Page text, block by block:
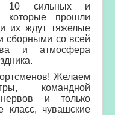
10 сильных и
которые прошли
их ждут тяжелые
сборными со всей
и атмосфера
Желаем
командной
и только
класс, чувашские